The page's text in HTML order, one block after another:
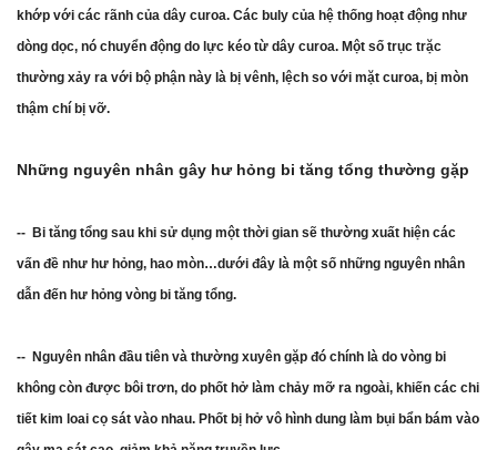
khớp với các rãnh của dây curoa. Các buly của hệ thống hoạt động như
dòng dọc, nó chuyển động do lực kéo từ dây curoa. Một số trục trặc
thường xảy ra với bộ phận này là bị vênh, lệch so với mặt curoa, bị mòn
thậm chí bị vỡ.
Những nguyên nhân gây hư hỏng bi tăng tổng thường gặp
-- Bi tăng tổng sau khi sử dụng một thời gian sẽ thường xuất hiện các
vấn đề như hư hỏng, hao mòn…dưới đây là một số những nguyên nhân
dẫn đến hư hỏng vòng bi tăng tổng.
-- Nguyên nhân đầu tiên và thường xuyên gặp đó chính là do vòng bi
không còn được bôi trơn, do phốt hở làm chảy mỡ ra ngoài, khiến các chi
tiết kim loai cọ sát vào nhau. Phốt bị hở vô hình dung làm bụi bẩn bám vào